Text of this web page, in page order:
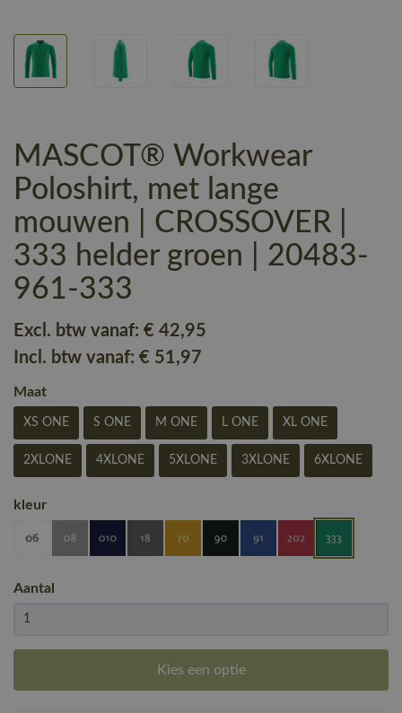
MASCOT® Workwear
Poloshirt, met lange
mouwen | CROSSOVER |
333 helder groen | 20483-
961-333
Excl. btw vanaf: € 42,95
Incl. btw vanaf: € 51,97
Maat
XS ONE S ONE M ONE L ONE XL ONE
2XLONE 4XLONE 5XLONE 3XLONE 6XLONE
kleur
Aantal
Kies een optie